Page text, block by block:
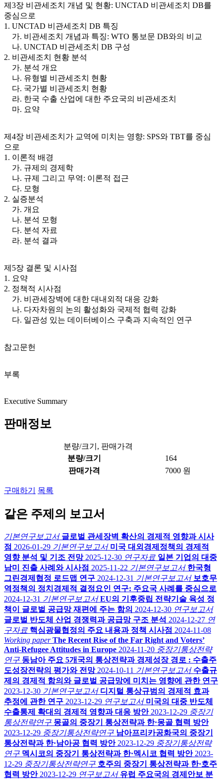
제3장 비관세조치 개념 및 현황: UNCTAD 비관세조치 DB를
중심으로
1. UNCTAD 비관세조치 DB 특징
가. 비관세조치 개념과 특징: WTO 통보문 DB와의 비교
나. UNCTAD 비관세조치 DB 구성
2. 비관세조치 현황 분석
가. 분석 개요
나. 유형별 비관세조치 현황
다. 국가별 비관세조치 현황
라. 한국 수출 산업에 대한 주요국의 비관세조치
마. 요약
제4장 비관세조치가 교역에 미치는 영향: SPS와 TBT를 중심
으로
1. 이론적 배경
가. 규제의 경제학
나. 규제 그리고 무역: 이론적 접근
다. 모형
2. 실증분석
가. 개요
나. 분석 모형
다. 분석 자료
라. 분석 결과
제5장 결론 및 시사점
1. 요약
2. 정책적 시사점
가. 비관세장벽에 대한 대내외적 대응 강화
나. 다자차원의 논의 활성화와 국제적 협력 강화
다. 일관성 있는 데이터베이스 구축과 지속적인 연구
참고문헌
부록
Executive Summary
판매정보
분량/크기, 판매가격
분량/크기
164
판매가격
7000 원
구매하기 목록
같은 주제의 보고서
기본연구보고서 글로벌 관세장벽 확산의 경제적 영향과 시사
점 2026-01-29 기본연구보고서 미국 대외경제정책의 경제적
영향 분석 및 기조 전망 2025-12-30 연구자료 일본 기업의 대중
남미 진출 사례와 시사점 2025-11-22 기본연구보고서 한국형
그린경제협정 로드맵 연구 2024-12-31 기본연구보고서 보호무
역정책의 정치경제적 결정요인 연구: 주요국 사례를 중심으로
2024-12-31 기본연구보고서 EU의 기후중립 전략기술 육성 정
책이 글로벌 공급망 재편에 주는 함의 2024-12-30 연구보고서
글로벌 반도체 산업 경쟁력과 공급망 구조 분석 2024-12-27 연
구자료 핵심광물협정의 주요 내용과 정책 시사점 2024-11-08
Working paper The Recent Rise of the Far Right and Voters’
Anti-Refugee Attitudes in Europe 2024-11-20 중장기통상전략
연구 동남아 주요 5개국의 통상전략과 경제성장 경로 : 수출주
도성장전략의 평가와 전망 2024-10-11 기본연구보고서 수출규
제의 경제적 함의와 글로벌 공급망에 미치는 영향에 관한 연구
2023-12-30 기본연구보고서 디지털 통상규범의 경제적 효과
추정에 관한 연구 2023-12-29 연구보고서 미국의 대중 반도체
수출통제 확대의 경제적 영향과 대응 방안 2023-12-29 중장기
통상전략연구 몽골의 중장기 통상전략과 한·몽골 협력 방안
2023-12-29 중장기통상전략연구 남아프리카공화국의 중장기
통상전략과 한·남아공 협력 방안 2023-12-29 중장기통상전략
연구 멕시코의 중장기 통상전략과 한·멕시코 협력 방안 2023-
12-29 중장기통상전략연구 호주의 중장기 통상전략과 한·호주
협력 방안 2023-12-29 연구보고서 유럽 주요국의 경제안보 분